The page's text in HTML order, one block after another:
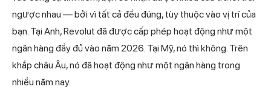
ngược nhau — bởi vì tất cả đều đúng, tùy thuộc vào vị trí của
bạn. Tại Anh, Revolut đã được cấp phép hoạt động như một
ngân hàng đầy đủ vào năm 2026. Tại Mỹ, nó thì không. Trên
khắp châu Âu, nó đã hoạt động như một ngân hàng trong
nhiều năm nay.